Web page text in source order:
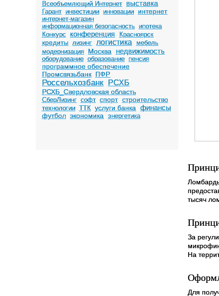
Всеобъемлющий Интернет
выставка
Гарант инвестиции инновации интернет
интернет-магазин
информационная безопасность ипотека
Конкурс
конференция Красноярск
кредиты лизинг логистика
мебель
модернизация
Москва недвижимость
оборудование образование пенсия
программное обеспечение
Промсвязьбанк ПФР
Россельхозбанк РСХБ
РСХБ_Свердловская область
СберЛизинг софт спорт строительство
технологии ТТК услуги банка финансы
футбол экономика энергетика
тысяч
За
На
Для